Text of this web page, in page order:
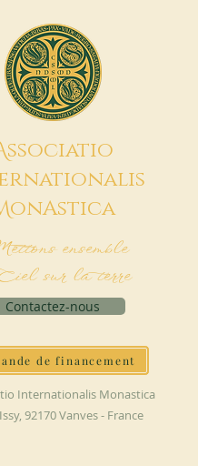
ssociatio
onAstica
ensemble
sur la terre
Contactez-nous
de financement
Internationalis Monastica
92170 Vanves - France